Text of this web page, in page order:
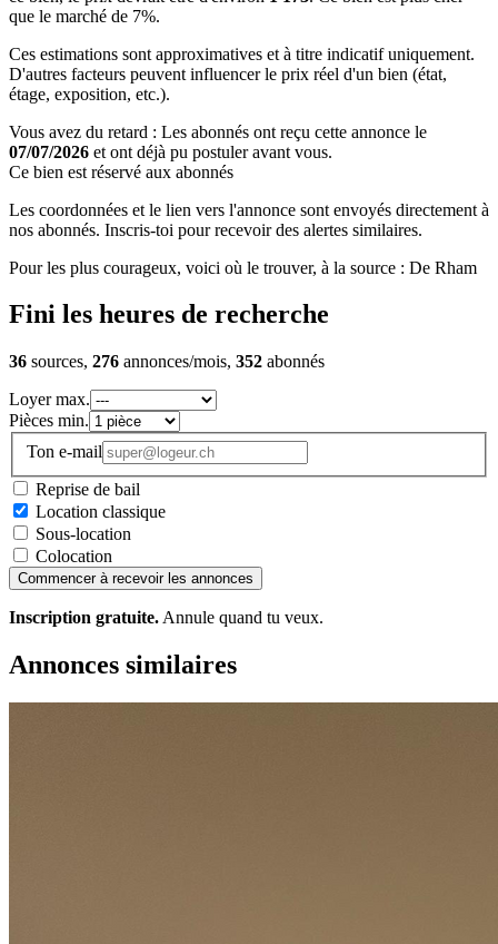
que le marché de 7%.
Ces estimations sont approximatives et à titre indicatif uniquement.
D'autres facteurs peuvent influencer le prix réel d'un bien (état,
étage, exposition, etc.).
Vous avez du retard : Les abonnés ont reçu cette annonce le
07/07/2026 et ont déjà pu postuler avant vous.
Ce bien est réservé aux abonnés
Les coordonnées et le lien vers l'annonce sont envoyés directement à
nos abonnés. Inscris-toi pour recevoir des alertes similaires.
Pour les plus courageux, voici où le trouver, à la source : De Rham
Fini les heures de recherche
36 sources, 276 annonces/mois, 352 abonnés
Loyer max.
Pièces min.
Ton e-mail
Reprise de bail
Location classique
Sous-location
Colocation
Commencer à recevoir les annonces
Inscription gratuite. Annule quand tu veux.
Annonces similaires